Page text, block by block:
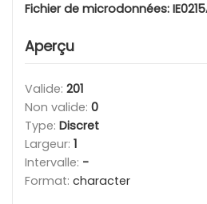
Fichier de microdonnées:
Aperçu
Valide: 201
Non valide: 0
Type: Discret
Largeur: 1
Intervalle: -
Format: character